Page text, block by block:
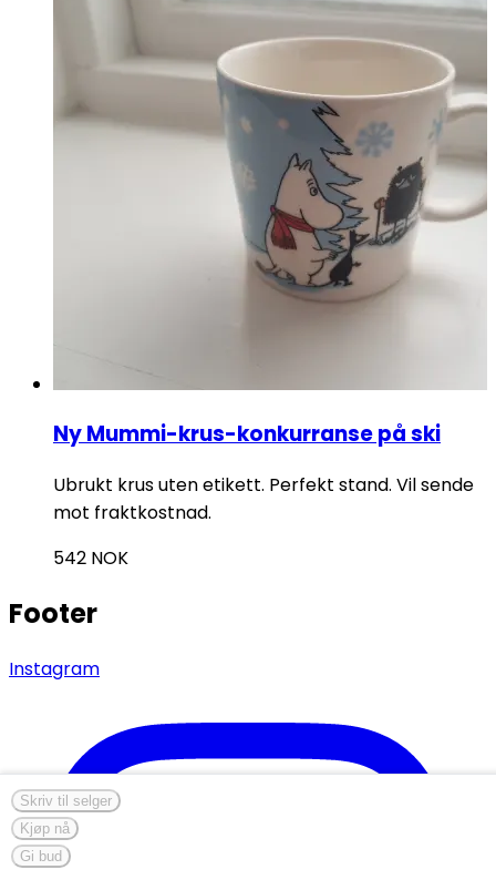
Skriv til selger
Kjøp nå
Gi bud
Ny Mummi-krus-konkurranse på ski
Ubrukt krus uten etikett. Perfekt stand. Vil sende
mot fraktkostnad.
542 NOK
Footer
Instagram